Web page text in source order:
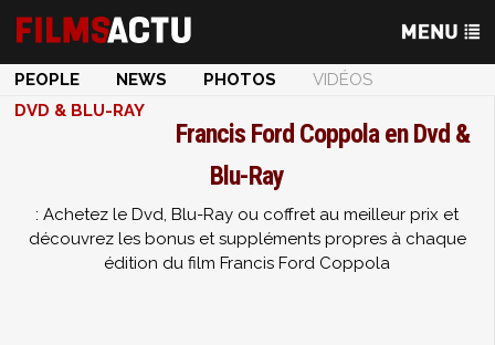
PEOPLE NEWS PHOTOS
VIDÉOS
DVD & BLU-RAY
Francis Ford Coppola en Dvd &
Blu-Ray
: Achetez le Dvd, Blu-Ray ou coffret au meilleur prix et
découvrez les bonus et suppléments propres à chaque
édition du film Francis Ford Coppola